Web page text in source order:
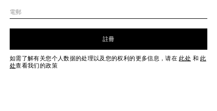
電郵
註冊
如需了解有关您个人数据的处理以及您的权利的更多信息，请在 此处 和 此
处查看我们的政策